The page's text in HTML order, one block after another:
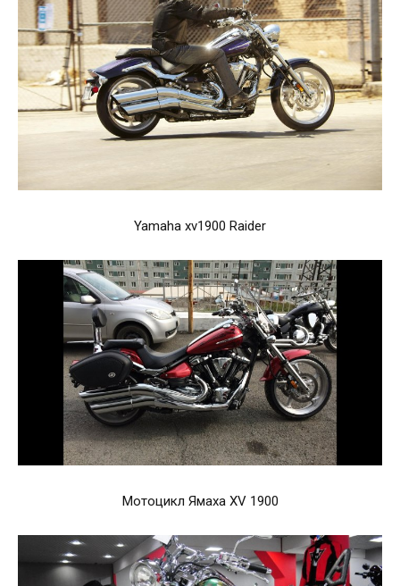
Yamaha xv1900 Raider
Мотоцикл Ямаха XV 1900